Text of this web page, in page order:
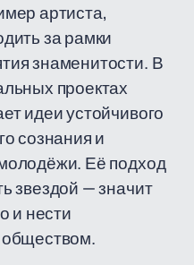
артиста,
за рамки
знаменитости. В
проектах
идеи устойчивого
сознания и
Её подход
звездой — значит
и нести
обществом.